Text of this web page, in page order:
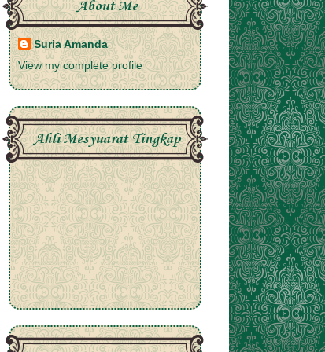
About Me
Suria Amanda
View my complete profile
Ahli Mesyuarat Tingkap